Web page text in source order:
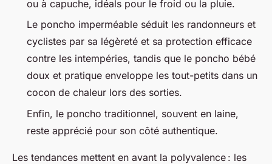
ou à capuche, idéals pour le froid ou la pluie.
Le poncho imperméable séduit les randonneurs et
cyclistes par sa légèreté et sa protection efficace
contre les intempéries, tandis que le poncho bébé
doux et pratique enveloppe les tout-petits dans un
cocon de chaleur lors des sorties.
Enfin, le poncho traditionnel, souvent en laine,
reste apprécié pour son côté authentique.
Les tendances mettent en avant la polyvalence : les